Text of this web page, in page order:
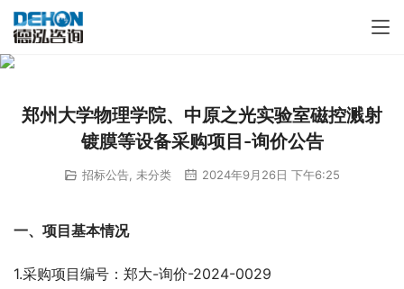
郑州大学物理学院、中原之光实验室磁控溅射
镀膜等设备采购项目-询价公告
招标公告 未分类 2024年9月26日 下午6:25
一、项目基本情况
1.采购项目编号：郑大-询价-2024-0029